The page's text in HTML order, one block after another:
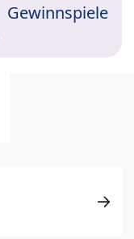
Gewinnspiele